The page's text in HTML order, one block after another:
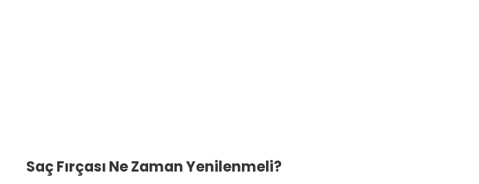
Saç Fırçası Ne Zaman Yenilenmeli?